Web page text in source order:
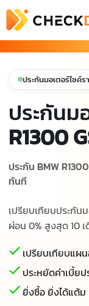
ประกันมอเตอร์ไซค์ร
ประกันม
R1300
ประกัน BMW
ทันที
เปรียบเทียบประกัน
ผ่อน 0% สูงสุด 10
เปรียบเทียบแผ
ประหยัดค่าเบี้ย
ยิ่งซื้อ ยิ่งได้แต้ม